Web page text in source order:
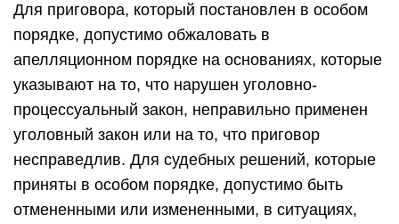
Для приговора, который постановлен в особом
порядке, допустимо обжаловать в
апелляционном порядке на основаниях, которые
указывают на то, что нарушен уголовно-
процессуальный закон, неправильно применен
уголовный закон или на то, что приговор
несправедлив. Для судебных решений, которые
приняты в особом порядке, допустимо быть
отмененными или измененными, в ситуациях,